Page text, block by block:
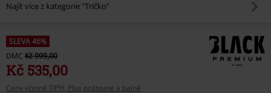
Najít více z kategorie "Tričko"
SLEVA 46%
DMC Kč 999,00
Kč 535,00
Ceny včetně DPH, Plus poštovné a balné